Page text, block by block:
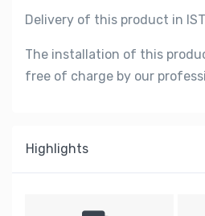
Delivery of this product in
The installation of this
free of charge by our
Highlights